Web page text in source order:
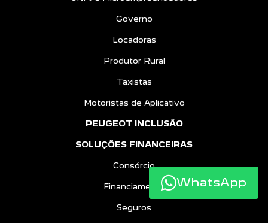
Governo
Locadoras
Produtor Rural
Taxistas
Motoristas de Aplicativo
PEUGEOT INCLUSÃO
SOLUÇÕES FINANCEIRAS
Consórcio
Financiamento
Seguros
WhatsApp